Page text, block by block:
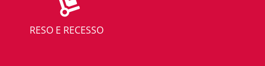
RESO E RECESSO